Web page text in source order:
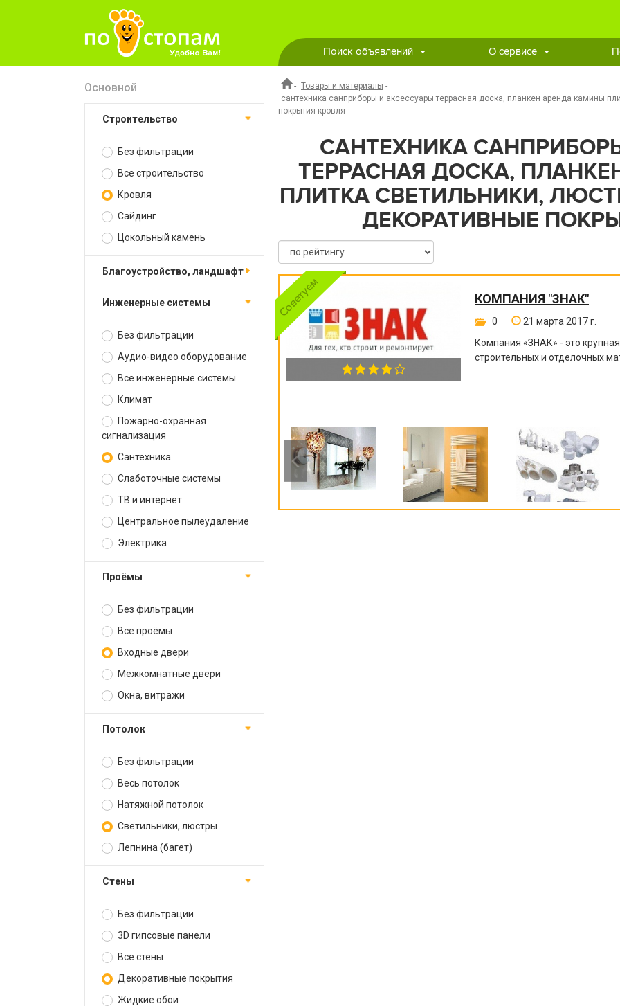
Поиск объявлений О сервисе
Основной
Строительство
Без фильтрации
Все строительство
Кровля
Сайдинг
Цокольный камень
Благоустройство, ландшафт
Инженерные системы
Без фильтрации
Аудио-видео оборудование
Все инженерные системы
Климат
Пожарно-охранная
сигнализация
Сантехника
Слаботочные системы
ТВ и интернет
Центральное пылеудаление
Электрика
Проёмы
Без фильтрации
Все проёмы
Входные двери
Межкомнатные двери
Окна, витражи
Потолок
Без фильтрации
Весь потолок
Натяжной потолок
Светильники, люстры
Лепнина (багет)
Стены
Без фильтрации
3D гипсовые панели
Все стены
Декоративные покрытия
Жидкие обои
- Товары и материалы -
сантехника санприборы и аксессуары террасная доска, планкен аренда камины
покрытия кровля
САНТЕХНИКА
ТЕРРАСНАЯ ДОСКА,
ПЛИТКА СВЕТИЛЬНИКИ,
ДЕКОРАТИВНЫЕ
КОМПАНИЯ "ЗНАК"
0
21 марта 2017 г.
Компания «ЗНАК» - это
строительных и отделочных